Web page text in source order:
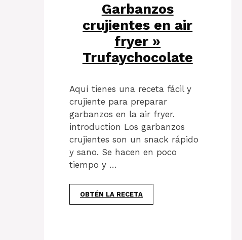
Garbanzos
crujientes en air
fryer »
Trufaychocolate
Aquí tienes una receta fácil y
crujiente para preparar
garbanzos en la air fryer.
introduction Los garbanzos
crujientes son un snack rápido
y sano. Se hacen en poco
tiempo y …
OBTÉN LA RECETA